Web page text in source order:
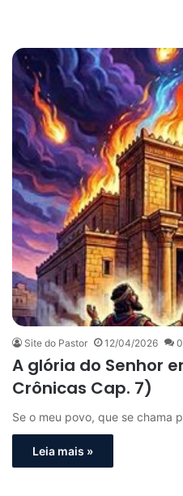
Site do Pastor 12/04/2026 0
A glória do Senhor
Crônicas Cap. 7)
Se o meu povo, que se chama
Leia mais »